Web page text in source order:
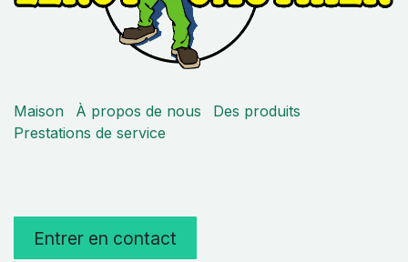
Maison À propos de nous
Des produits
Prestations de service
Entrer en contact